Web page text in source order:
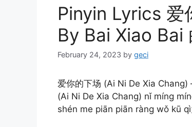
Pinyin Lyrics 爱
By Bai Xiao Bai
February 24, 2023 by geci
爱你的下场 (Ai Ni De Xia
(Ai Ni De Xia Chang) nǐ míng
shén me piān piān ràng wǒ kū